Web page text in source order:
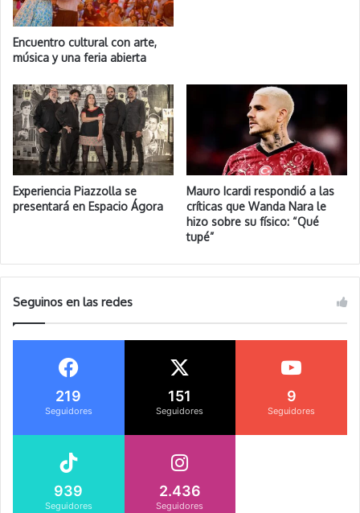
Encuentro cultural con arte,
música y una feria abierta
Experiencia Piazzolla se
presentará en Espacio Ágora
Mauro Icardi respondió a las
críticas que Wanda Nara le
hizo sobre su físico: “Qué
tupé”
Seguinos en las redes
219
Seguidores
151
Seguidores
9
Seguidores
939
Seguidores
2.436
Seguidores